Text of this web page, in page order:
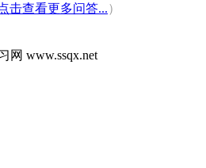
击查看更多问答...）
网 www.ssqx.net